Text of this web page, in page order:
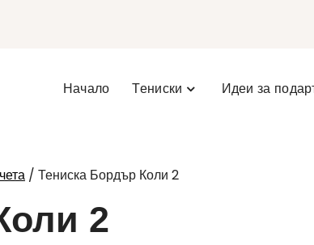
Начало Тениски Идеи за
/ Тениска Бордър Коли 2
2